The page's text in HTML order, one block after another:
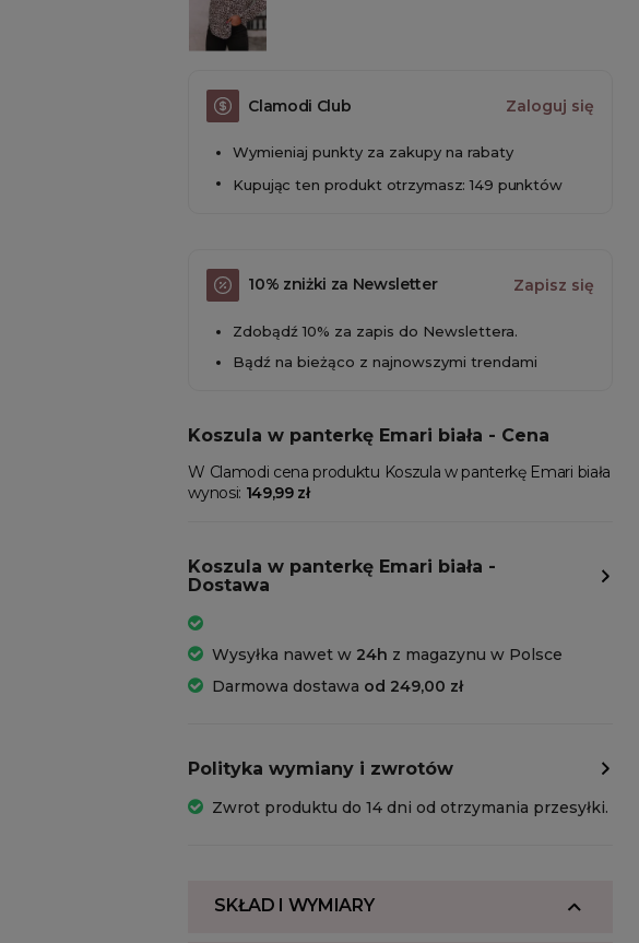
Clamodi Club Zaloguj się
Wymieniaj punkty za zakupy na rabaty
Kupując ten produkt otrzymasz: 149 punktów
10% zniżki za Newsletter Zapisz się
Zdobądź 10% za zapis do Newslettera.
Bądź na bieżąco z najnowszymi trendami
Koszula w panterkę Emari biała - Cena
W Clamodi cena produktu Koszula w panterkę Emari biała
wynosi: 149,99 zł
Koszula w panterkę Emari biała -
Dostawa
Wysyłka nawet w 24h z magazynu w Polsce
Darmowa dostawa od 249,00 zł
Polityka wymiany i zwrotów
Zwrot produktu do 14 dni od otrzymania przesyłki.
SKŁAD I WYMIARY